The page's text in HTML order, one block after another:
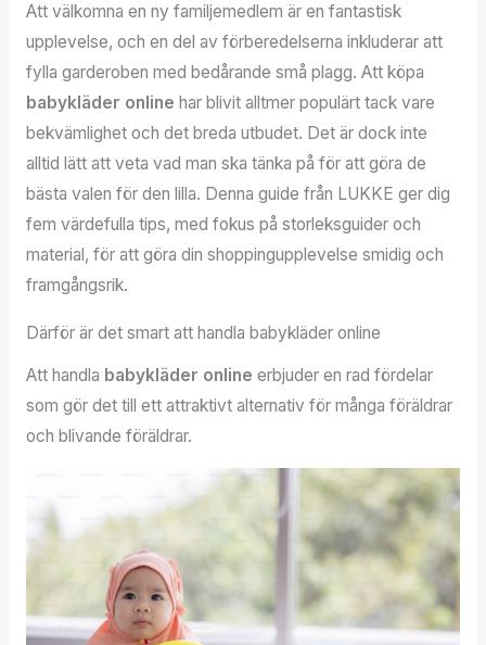
Att välkomna en ny familjemedlem är en fantastisk
upplevelse, och en del av förberedelserna inkluderar att
fylla garderoben med bedårande små plagg. Att köpa
babykläder online har blivit alltmer populärt tack vare
bekvämlighet och det breda utbudet. Det är dock inte
alltid lätt att veta vad man ska tänka på för att göra de
bästa valen för den lilla. Denna guide från LUKKE ger dig
fem värdefulla tips, med fokus på storleksguider och
material, för att göra din shoppingupplevelse smidig och
framgångsrik.
Därför är det smart att handla babykläder online
Att handla babykläder online erbjuder en rad fördelar
som gör det till ett attraktivt alternativ för många föräldrar
och blivande föräldrar.